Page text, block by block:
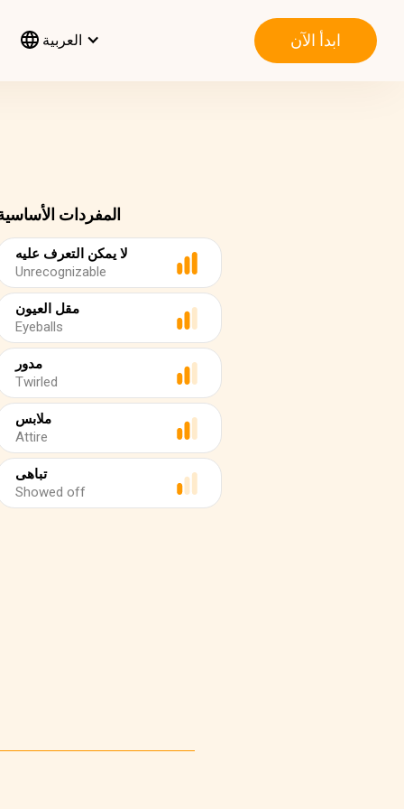
العربية ابدأ الآن
المفردات
لا يمكن التعرف عليه
Unrecognizable
مقل العيون
Eyeballs
مدور
Twirled
ملابس
Attire
تباهى
Showed off